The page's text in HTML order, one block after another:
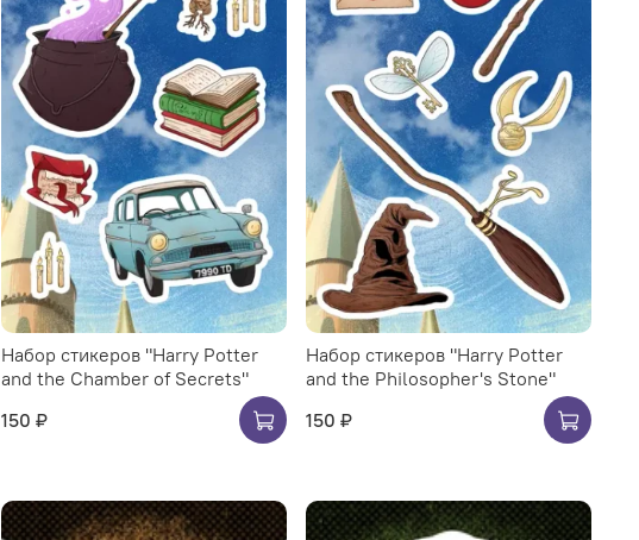
Набор стикеров "Harry Potter
and the Chamber of Secrets"
150 ₽
Набор стикеров "Harry Potter
and the Philosopher's Stone"
150 ₽